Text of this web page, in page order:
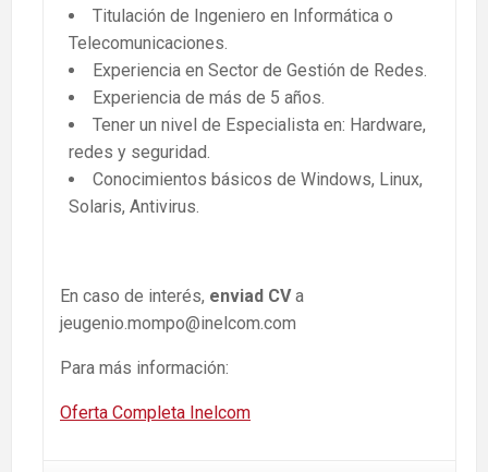
Titulación de Ingeniero en Informática o
Telecomunicaciones.
Experiencia en Sector de Gestión de Redes.
Experiencia de más de 5 años.
Tener un nivel de Especialista en: Hardware,
redes y seguridad.
Conocimientos básicos de Windows, Linux,
Solaris, Antivirus.
En caso de interés, enviad CVa
jeugenio.mompo@inelcom.com
Para más información:
Oferta Completa Inelcom